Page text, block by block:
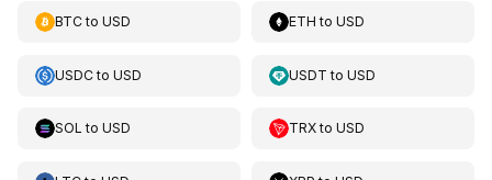
BTCto USD ETH toUSD
USDCto USD USDT toUSD
SOL to USD TRXtoUSD